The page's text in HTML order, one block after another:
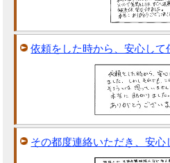
依頼をした時から、安心して
その都度連絡いただき、安心